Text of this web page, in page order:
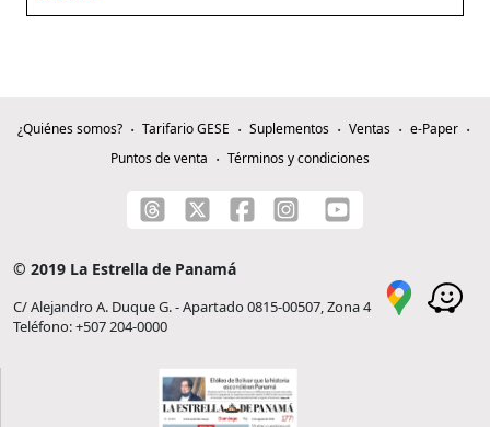
¿Quiénes somos? Tarifario GESE Suplementos Ventas
e-Paper
Puntos de venta
Términos y condiciones
© 2019 La Estrella de Panamá
C/ Alejandro A. Duque G. - Apartado 0815-00507, Zona 4
Teléfono: +507 204-0000